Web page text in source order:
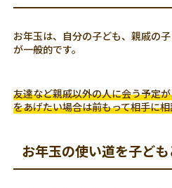
お年玉は、自分の子ども、親戚の
が一般的です。
友達など親戚以外の人に会う予定
をあげたい場合は前もって相手に
お年玉の使い道を子ど